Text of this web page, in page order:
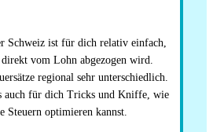
Schweiz ist für dich relativ einfach,
vom Lohn abgezogen wird.
regional sehr unterschiedlich.
auch für dich Tricks und Kniffe, wie
Steuern optimieren kannst.